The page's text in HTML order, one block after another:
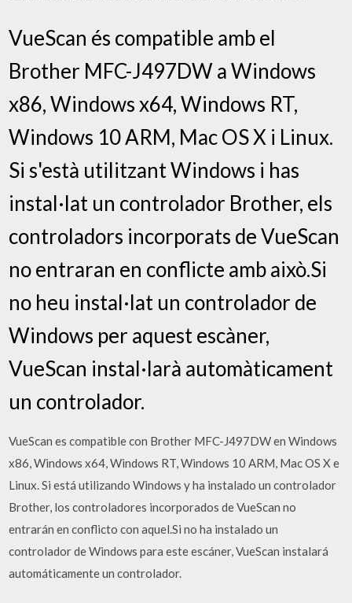
VueScan és compatible amb el
Brother MFC-J497DW a Windows
x86, Windows x64, Windows RT,
Windows 10 ARM, Mac OS X i Linux.
Si s'està utilitzant Windows i has
instal·lat un controlador Brother, els
controladors incorporats de VueScan
no entraran en conflicte amb això.Si
no heu instal·lat un controlador de
Windows per aquest escàner,
VueScan instal·larà automàticament
un controlador.
VueScan es compatible con Brother MFC-J497DW en Windows
x86, Windows x64, Windows RT, Windows 10 ARM, Mac OS X e
Linux. Si está utilizando Windows y ha instalado un controlador
Brother, los controladores incorporados de VueScan no
entrarán en conflicto con aquel.Si no ha instalado un
controlador de Windows para este escáner, VueScan instalará
automáticamente un controlador.